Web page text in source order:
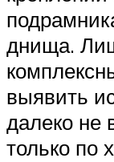
днища.
выявить
далеко не
только по